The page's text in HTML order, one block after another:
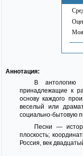
Моя
Аннотация:
В антологию
принадлежащие к
основу каждого
веселый или
социально-бытовую
Песни —
плоскость;
Россия, век